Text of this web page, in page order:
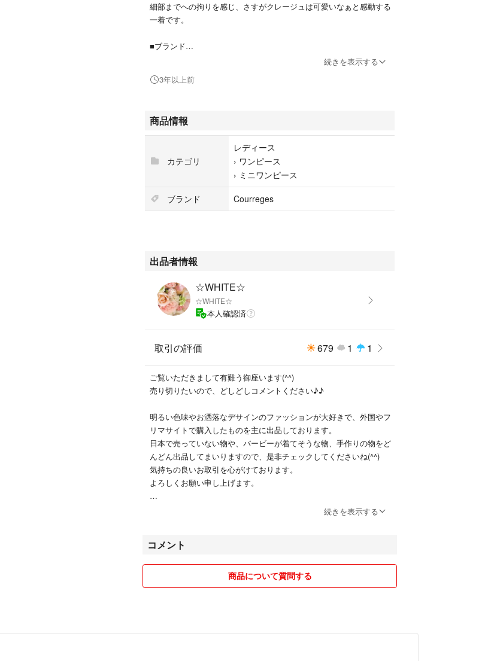
細部までへの拘りを感じ、さすがクレージュは可愛いなぁと感動する
一着です。
■ブランド
■商品名
■サイズ
9
肩幅 約34cm
ヒップ 約46.5cm
ライトグリーン / 薄緑
■素材
表地 レーヨン100%
裏地 ポリエステル
■状態
宅保管です。
#EDCBA ←出品中の商品一覧はこちらからチェックしてください♪
☑️販売中のみ表示 を押すと、売り切れた商品が表示されず、ご覧いた
だきやすいです( ^ᴗ^ )*₊ﾟ♡
MOSCHINO・VERSACE・VERSUS・DOLCE&GABBANA・CHANE
L・GUCCI・CELINE・FENDI・Ferragamo・GIVENCHY・サンローラ
ールカルダン・アンドレルチアーノ・courreges・CLATHAS・Calvi
n Klein・QUEENS COURT・Apuweiser-riche・JUSGLITTY・Mystrad
エムズグレイシー・Chesty・LAISSE PASSE・Snidel・ZARA・H&
ERELISNEIGE 好きの方にもオススメです♪
続きを表示する
3年以上前
商品情報
カテゴリ
レディース
› ワンピース
› ミニワンピース
ブランド
Courreges
出品者情報
☆WHITE☆
☆WHITE☆
本人確認済
取引の評価 679 1 1
ご覧いただきまして有難う御座います(^^)
売り切りたいので、どしどしコメントください♪♪
明るい色味やお洒落なデサインのファッションが大好きで、外国やフ
リマサイトで購入したものを主に出品しております。
日本で売っていない物や、バービーが着てそうな物、手作りの物をど
んどん出品してまいりますので、是非チェックしてくださいね(^^)
気持ちの良いお取引を心がけております。
よろしくお願い申し上げます。
を基本的に出品しております。
ダメージがある場合は正直に記載をしておりますが、見落としがある
場合がございます。恐れ入りますが、ご了承願います。
続きを表示する
コメント
商品について質問する